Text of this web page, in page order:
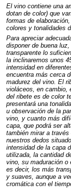
El vino contiene una
dotan de color) que
formas de
colores y tonalidades
Para apreciar
disponer de buena
transparente lo
la inclinaremos unos
intensidad en
encuentra más cerca
madurez del vino. El
violáceos, en cambio,
del ribete es de color
presentará una
u observación de la
vino, y cuanto más
capa, que podrá ser
también mirar a
nuestros dedos
intensidad de la capa
utilizada, la cantidad
vino, su maduración
es decir, los más
y suaves, aunque a
cromática con el